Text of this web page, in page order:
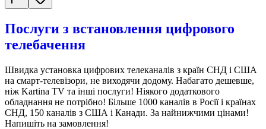
Послуги з встановлення цифрового
телебачення
Швидка установка цифрових телеканалів з країн СНД і США
на смарт-телевізори, не виходячи додому. Набагато дешевше,
ніж Kartina TV та інші послуги! Ніякого додаткового
обладнання не потрібно! Більше 1000 каналів в Росії і країнах
СНД, 150 каналів з США і Канади. За найнижчими цінами!
Напишіть на замовлення!